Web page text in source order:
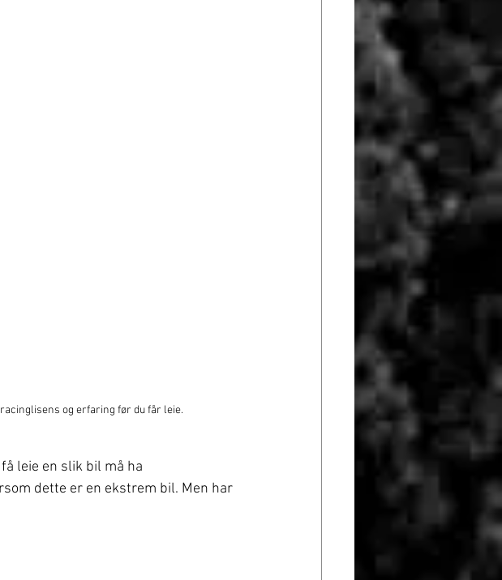
og erfaring før du får leie.
leie en slik bil må ha
dette er en ekstrem bil. Men har